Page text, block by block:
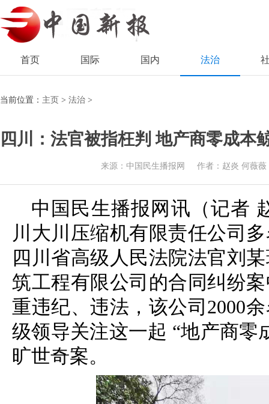
首页 国际 国内 法治
当前位置： 主页 > 法治 >
四川：法官被指枉判 地产商零成本
来源：中国民生播报网 作者：赵炎 何薇薇
中国民生播报网讯（记者
川大川压缩机有限责任公司
四川省高级人民法院法官刘
筑工程有限公司的合同纠纷
重违纪、违法，该公司2000
级领导关注这一起 “地产商零
旷世奇案。